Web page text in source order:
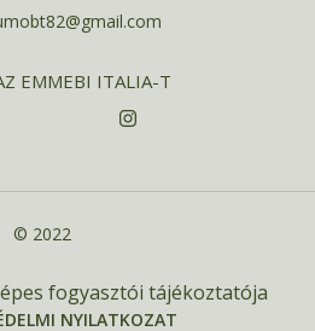
EMMEBI ITALIA-T
© 2022
NYILATKOZAT